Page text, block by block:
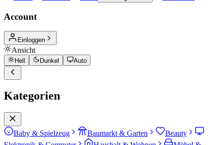
Account
Einloggen
Ansicht
Hell Dunkel Auto
Kategorien
Baby & Spielzeug Baumarkt & Garten
Beauty